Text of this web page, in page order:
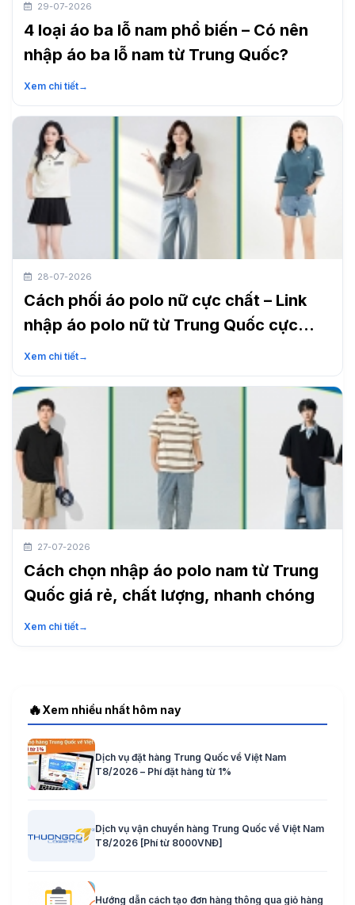
29-07-2026
4 loại áo ba lỗ nam phổ biến – Có nên
nhập áo ba lỗ nam từ Trung Quốc?
Xem chi tiết→
28-07-2026
Cách phối áo polo nữ cực chất – Link
nhập áo polo nữ từ Trung Quốc cực
nhanh
Xem chi tiết→
27-07-2026
Cách chọn nhập áo polo nam từ Trung
Quốc giá rẻ, chất lượng, nhanh chóng
Xem chi tiết→
🔥Xem nhiều nhất hôm nay
Dịch vụ đặt hàng Trung Quốc về Việt Nam
T8/2026 – Phí đặt hàng từ 1%
Dịch vụ vận chuyển hàng Trung Quốc về Việt Nam
T8/2026 [Phí từ 8000VNĐ]
Hướng dẫn cách tạo đơn hàng thông qua giỏ hàng